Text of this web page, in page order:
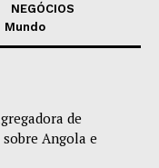
NEGÓCIOS
Mundo
de
Angola e